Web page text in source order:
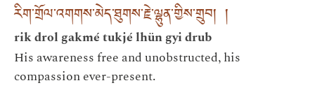
རིག་གྲོལ་འགགས་མེད་ཐུགས་རྗེ་ལྷུན་གྱིས་གྲུབ། །
rik drol gakmé tukjé lhün gyi drub
His awareness free and unobstructed, his
compassion ever-present.